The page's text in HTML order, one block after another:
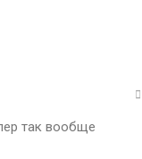
так вообще